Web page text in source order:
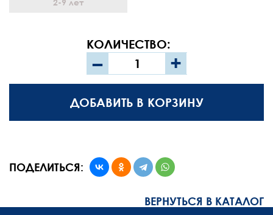
КОЛИЧЕСТВО:
– +
ДОБАВИТЬ В КОРЗИНУ
ПОДЕЛИТЬСЯ:
ВЕРНУТЬСЯ В КАТАЛОГ